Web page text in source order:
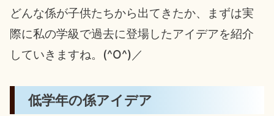
どんな係が子供たちから出てきたか、まずは実
際に私の学級で過去に登場したアイデアを紹介
していきますね。(^O^)／
低学年の係アイデア